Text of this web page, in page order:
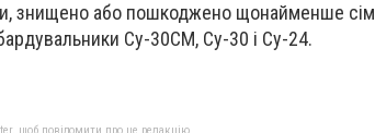
знищено або пошкоджено щонайменше сім
Су-30СМ, Су-30 і Су-24.